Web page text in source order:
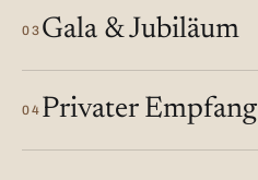
03 Gala & Jubiläum
04 Privater Empfang